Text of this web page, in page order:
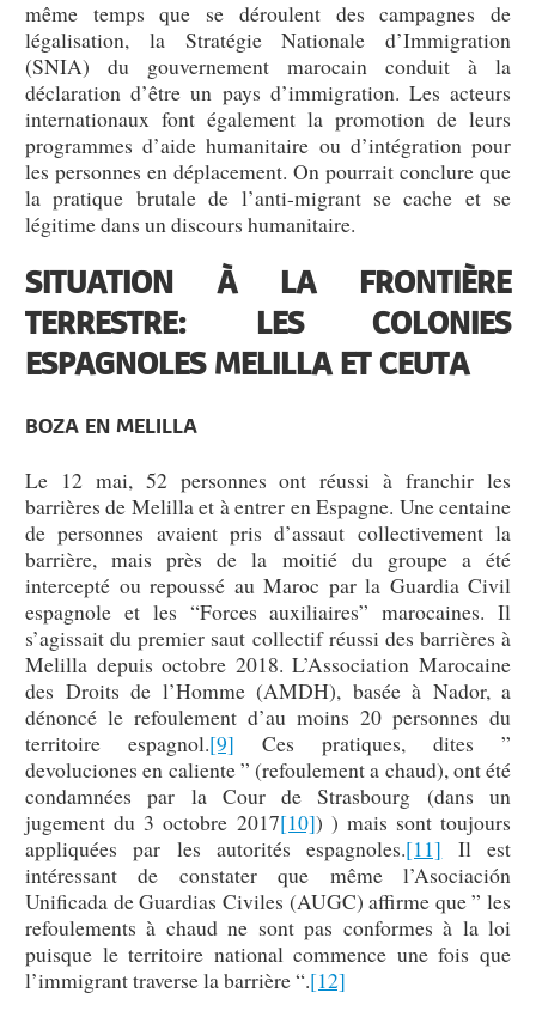
même temps que se déroulent des campagnes de
légalisation, la Stratégie Nationale d’Immigration
(SNIA) du gouvernement marocain conduit à la
déclaration d’être un pays d’immigration. Les acteurs
internationaux font également la promotion de leurs
programmes d’aide humanitaire ou d’intégration pour
les personnes en déplacement. On pourrait conclure que
la pratique brutale de l’anti-migrant se cache et se
légitime dans un discours humanitaire.
SITUATION À LA FRONTIÈRE
TERRESTRE: LES COLONIES
ESPAGNOLES MELILLA ET CEUTA
BOZA EN MELILLA
Le 12 mai, 52 personnes ont réussi à franchir les
barrières de Melilla et à entrer en Espagne. Une centaine
de personnes avaient pris d’assaut collectivement la
barrière, mais près de la moitié du groupe a été
intercepté ou repoussé au Maroc par la Guardia Civil
espagnole et les “Forces auxiliaires” marocaines. Il
s’agissait du premier saut collectif réussi des barrières à
Melilla depuis octobre 2018. L’Association Marocaine
des Droits de l’Homme (AMDH), basée à Nador, a
dénoncé le refoulement d’au moins 20 personnes du
territoire espagnol.[9] Ces pratiques, dites ”
devoluciones en caliente ” (refoulement a chaud), ont été
condamnées par la Cour de Strasbourg (dans un
jugement du 3 octobre 2017[10]) ) mais sont toujours
appliquées par les autorités espagnoles.[11] Il est
intéressant de constater que même l’Asociación
Unificada de Guardias Civiles (AUGC) affirme que ” les
refoulements à chaud ne sont pas conformes à la loi
puisque le territoire national commence une fois que
l’immigrant traverse la barrière “.[12]